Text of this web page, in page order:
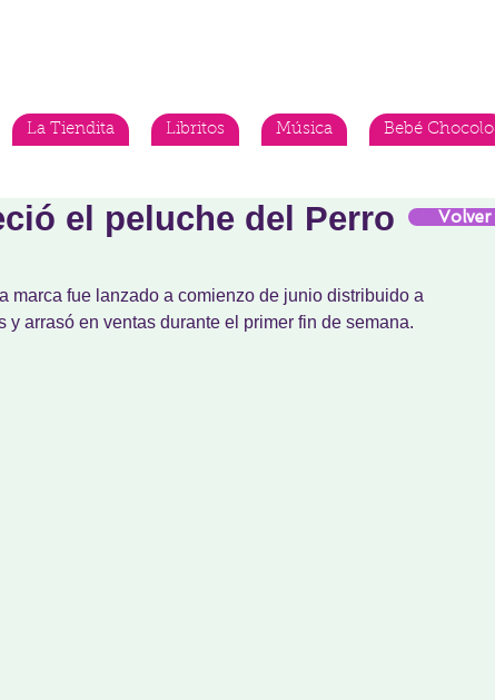
La Tiendita Libritos Música Bebé Chocolo
el peluche del Perro
marca fue lanzado a comienzo de junio distribuido a
y arrasó en ventas durante el primer fin de semana.
Volver